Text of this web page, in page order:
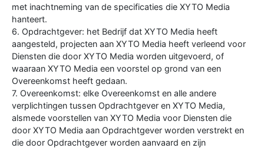
met inachtneming van de specificaties die XYTO Media
hanteert.
6. Opdrachtgever: het Bedrijf dat XYTO Media heeft
aangesteld, projecten aan XYTO Media heeft verleend voor
Diensten die door XYTO Media worden uitgevoerd, of
waaraan XYTO Media een voorstel op grond van een
Overeenkomst heeft gedaan.
7. Overeenkomst: elke Overeenkomst en alle andere
verplichtingen tussen Opdrachtgever en XYTO Media,
alsmede voorstellen van XYTO Media voor Diensten die
door XYTO Media aan Opdrachtgever worden verstrekt en
die door Opdrachtgever worden aanvaard en zijn